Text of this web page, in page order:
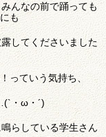
んなの前で踊っても
も
してくださいました
っていう気持ち、
・ω・´)
らしている学生さん